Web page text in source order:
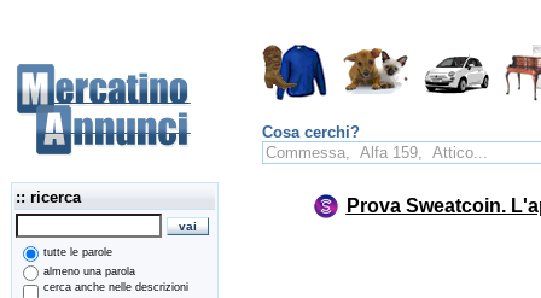
Cosa cerchi?
:: ricerca
tutte le parole
almeno una parola
cerca anche nelle descrizioni
Prova Sweatcoin.